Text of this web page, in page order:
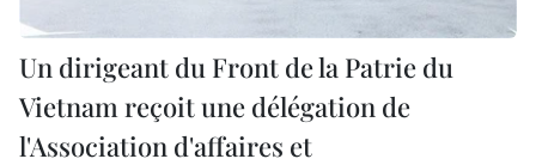
Un dirigeant du Front de la Patrie du
Vietnam reçoit une délégation de
l'Association d'affaires et